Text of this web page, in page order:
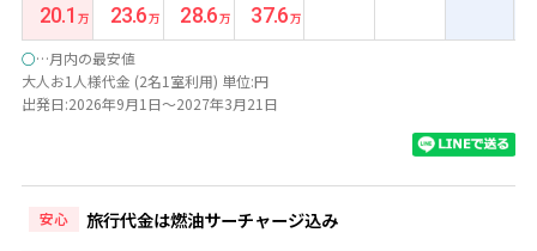
20.1 23.6 28.6 37.6
○…月内の最安値
大人お1人様代金 (2名1室利用) 単位:円
出発日:2026年9月1日～2027年3月21日
安心 旅行代金は燃油サーチャージ込み